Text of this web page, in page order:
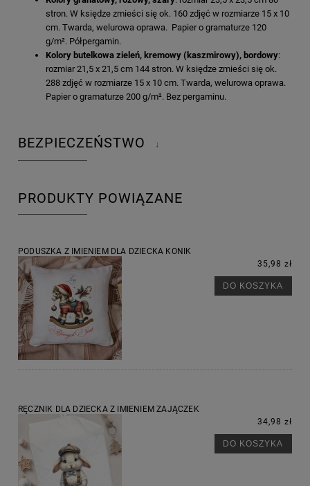
stron. W księdze zmieści się ok. 160 zdjęć w rozmiarze 15 x 10
cm. Twarda, welurowa oprawa. Papier o gramaturze 120
g/m². Półpergamin.
Kolory butelkowa zieleń, kremowy (kaszmirowy), bordowy:
rozmiar 21,5 x 21,5 cm 144 stron. W księdze zmieści się ok.
288 zdjęć w rozmiarze 15 x 10 cm. Twarda, welurowa oprawa.
Papier o gramaturze 200 g/m². Bez pergaminu.
BEZPIECZEŃSTWO ↓
PRODUKTY POWIĄZANE
PODUSZKA Z IMIENIEM DLA DZIECKA KONIK
35,98 zł
DO KOSZYKA
RĘCZNIK DLA DZIECKA Z IMIENIEM ZAJĄCZEK
34,98 zł
DO KOSZYKA